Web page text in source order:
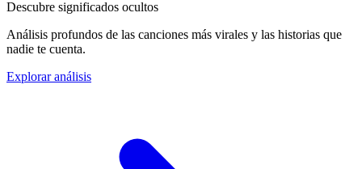
Descubre significados ocultos
Análisis profundos de las canciones más virales y las historias que
nadie te cuenta.
Explorar análisis